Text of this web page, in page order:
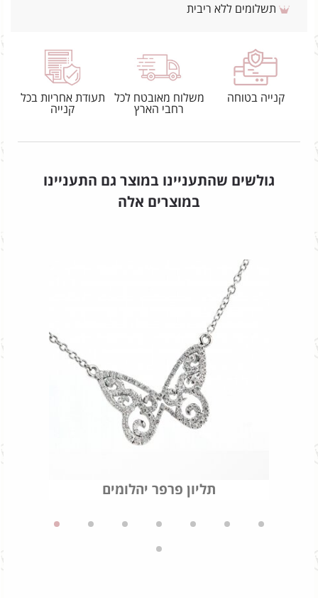
תשלומים ללא ריבית
קנייה בטוחה
משלוח מאובטח לכל
רחבי הארץ
תעודת אחריות בכל
קנייה
גולשים שהתעניינו במוצר גם התעניינו
במוצרים אלה
תליון פרפר יהלומים